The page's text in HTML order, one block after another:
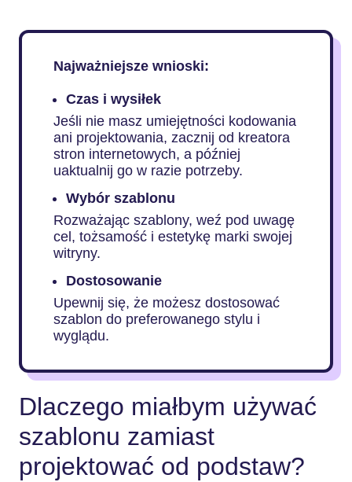
Najważniejsze wnioski:
Czas i wysiłek
Jeśli nie masz umiejętności kodowania
ani projektowania, zacznij od kreatora
stron internetowych, a później
uaktualnij go w razie potrzeby.
Wybór szablonu
Rozważając szablony, weź pod uwagę
cel, tożsamość i estetykę marki swojej
witryny.
Dostosowanie
Upewnij się, że możesz dostosować
szablon do preferowanego stylu i
wyglądu.
Dlaczego miałbym używać
szablonu zamiast
projektować od podstaw?